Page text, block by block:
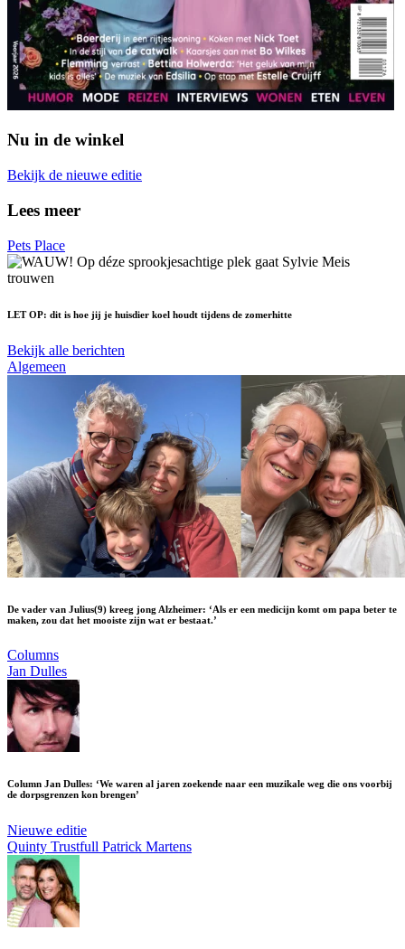
Nu in de winkel
Bekijk de nieuwe editie
Lees meer
Pets Place
LET OP: dit is hoe jij je huisdier koel houdt tijdens de zomerhitte
Bekijk alle berichten
Algemeen
De vader van Julius(9) kreeg jong Alzheimer: ‘Als er een medicijn komt om papa beter te
maken, zou dat het mooiste zijn wat er bestaat.’
Columns
Jan Dulles
Column Jan Dulles: ‘We waren al jaren zoekende naar een muzikale weg die ons voorbij
de dorpsgrenzen kon brengen’
Nieuwe editie
Quinty Trustfull Patrick Martens